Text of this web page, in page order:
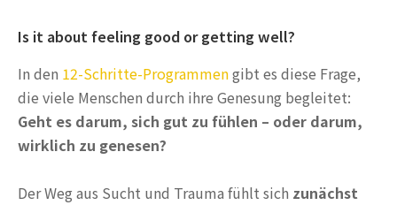
Is it about feeling good or getting well?
In den 12-Schritte-Programmengibt es diese Frage,
die viele Menschen durch ihre Genesung begleitet:
Geht es darum, sich gut zu fühlen – oder darum,
wirklich zu genesen?
Der Weg aus Sucht und Trauma fühlt sich zunächst